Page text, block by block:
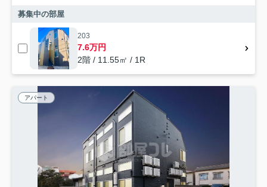
募集中の部屋
203
7.6万円
2階 / 11.55㎡ / 1R
アパート